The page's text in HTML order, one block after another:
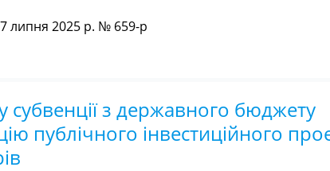
липня 2025 р. № 659-р
субвенції з державного бюджету
публічного інвестиційного